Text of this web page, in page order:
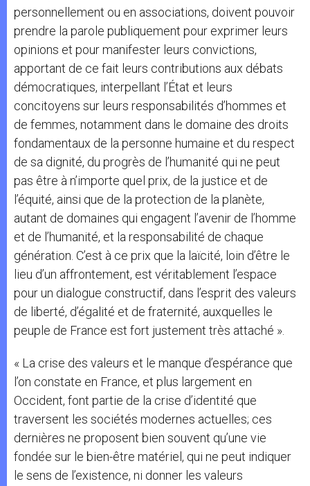
personnellement ou en associations, doivent pouvoir
prendre la parole publiquement pour exprimer leurs
opinions et pour manifester leurs convictions,
apportant de ce fait leurs contributions aux débats
démocratiques, interpellant l’État et leurs
concitoyens sur leurs responsabilités d’hommes et
de femmes, notamment dans le domaine des droits
fondamentaux de la personne humaine et du respect
de sa dignité, du progrès de l’humanité qui ne peut
pas être à n’importe quel prix, de la justice et de
l’équité, ainsi que de la protection de la planète,
autant de domaines qui engagent l’avenir de l’homme
et de l’humanité, et la responsabilité de chaque
génération. C’est à ce prix que la laïcité, loin d’être le
lieu d’un affrontement, est véritablement l’espace
pour un dialogue constructif, dans l’esprit des valeurs
de liberté, d’égalité et de fraternité, auxquelles le
peuple de France est fort justement très attaché ».
« La crise des valeurs et le manque d’espérance que
l’on constate en France, et plus largement en
Occident, font partie de la crise d’identité que
traversent les sociétés modernes actuelles; ces
dernières ne proposent bien souvent qu’une vie
fondée sur le bien-être matériel, qui ne peut indiquer
le sens de l’existence, ni donner les valeurs